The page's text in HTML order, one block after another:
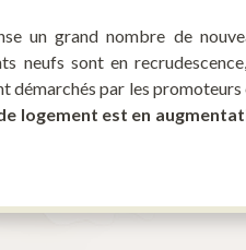
un grand nombre de
neufs sont en
démarchés par les
logement est en